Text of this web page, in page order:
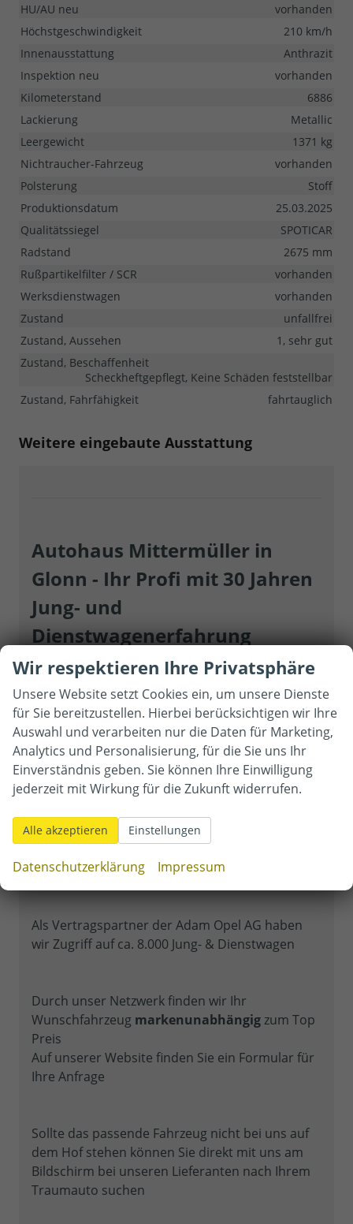
HU/AU neu
vorhanden
Höchstgeschwindigkeit
210 km/h
Innenausstattung
Anthrazit
Inspektion neu
vorhanden
Kilometerstand
6886
Lackierung
Metallic
Leergewicht
1371 kg
Nichtraucher-Fahrzeug
vorhanden
Polsterung
Stoff
Produktionsdatum
25.03.2025
Qualitätssiegel
SPOTICAR
Radstand
2675 mm
Rußpartikelfilter / SCR
vorhanden
Werksdienstwagen
vorhanden
Zustand
unfallfrei
Zustand, Aussehen
1, sehr gut
Zustand, Beschaffenheit
Scheckheftgepflegt, Keine Schäden feststellbar
Zustand, Fahrfähigkeit
fahrtauglich
Weitere eingebaute Ausstattung
Autohaus Mittermüller in
Glonn - Ihr Profi mit 30 Jahren
Jung- und
Dienstwagenerfahrung
Autokauf ist Chefsache – Herr Franz
Mittermüller berät Sie gerne
Jung- Gebraucht- &
Dienstwagen
Als Vertragspartner der Adam Opel AG haben
wir Zugriff auf ca. 8.000 Jung- & Dienstwagen
Durch unser Netzwerk finden wir Ihr
Wunschfahrzeug markenunabhängigzum Top
Preis
Auf unserer Website finden Sie ein Formular für
Ihre Anfrage
Sollte das passende Fahrzeug nicht bei uns auf
dem Hof stehen können Sie direkt mit uns am
Bildschirm bei unseren Lieferanten nach Ihrem
Traumauto suchen
Wir respektieren Ihre Privatsphäre
Unsere Website setzt Cookies ein, um unsere Dienste
für Sie bereitzustellen. Hierbei berücksichtigen wir Ihre
Auswahl und verarbeiten nur die Daten für Marketing,
Analytics und Personalisierung, für die Sie uns Ihr
Einverständnis geben. Sie können Ihre Einwilligung
jederzeit mit Wirkung für die Zukunft widerrufen.
Alle akzeptieren Einstellungen
Datenschutzerklärung Impressum